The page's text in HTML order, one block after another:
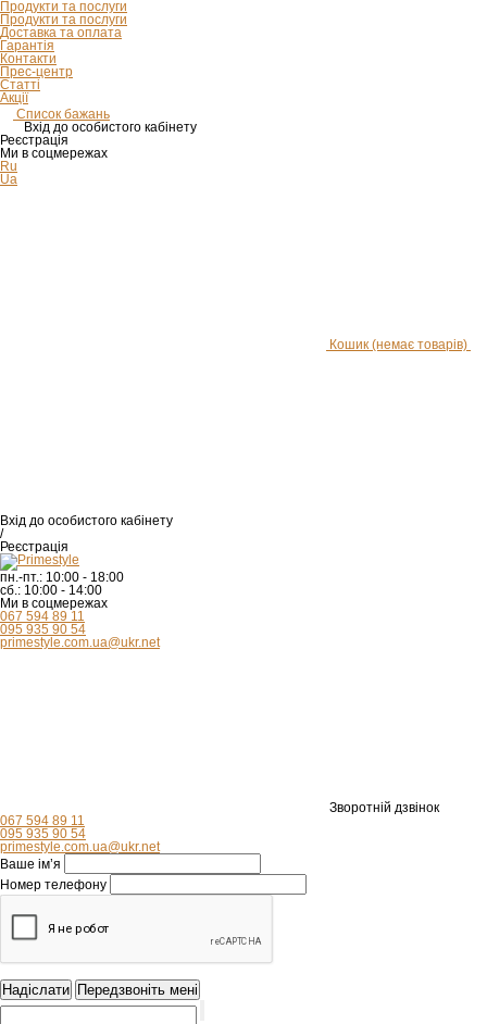
Продукти та послуги
Продукти та послуги
Доставка та оплата
Гарантія
Контакти
Прес-центр
Статті
Акції
Список бажань
Вхід до особистого кабінету
Реєстрація
Ми в соцмережах
Ru
Ua
Кошик (немає товарів)
Вхід до особистого кабінету
/
Реєстрація
пн.-пт.: 10:00 - 18:00
сб.: 10:00 - 14:00
Ми в соцмережах
067 594 89 11
095 935 90 54
primestyle.com.ua@ukr.net
Зворотній дзвінок
067 594 89 11
095 935 90 54
primestyle.com.ua@ukr.net
Ваше ім’я
Номер телефону